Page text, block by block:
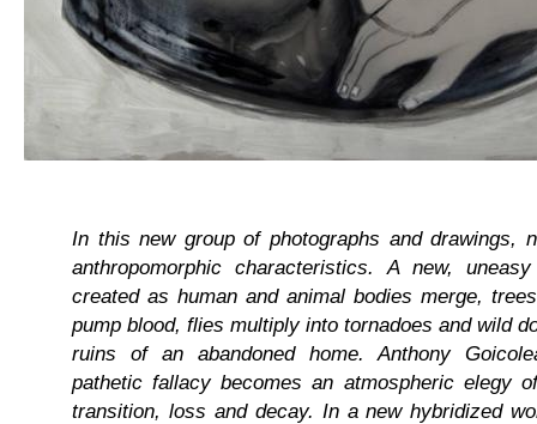
In this new group of photographs and drawings,
anthropomorphic characteristics. A new,
created as human and animal bodies merge,
pump blood, flies multiply into tornadoes and wild
ruins of an abandoned home. Anthony
pathetic fallacy becomes an atmospheric elegy
transition, loss and decay. In a new hybridized